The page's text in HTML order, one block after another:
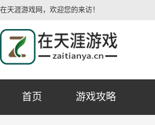
在天涯游戏网，欢迎您的来访！
首页 游戏攻略